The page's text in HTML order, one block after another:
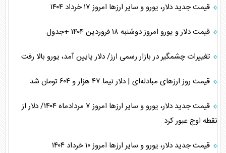
قیمت جدید دلار، یورو و سایر ارز‌ها امروز ۱۷ خرداد ۱۴۰۴
قیمت دلار و یورو امروز دوشنبه ۱۸ فروردین ۱۴۰۴ +جدول
تغییرات چشمگیر در بازار رسمی ارز/ دلار پایین آمد، یورو بالا رفت
قیمت روز ارز‌های مبادله‌ای | دلار نیما ۴۷ هزار و ۶۰۴ تومان شد
قیمت جدید دلار، یورو و سایر ارز‌ها امروز ۷ مردادماه ۱۴۰۴/ دلار از
نقطه اوج عبور کرد
قیمت جدید دلار، یورو و سایر ارز‌ها امروز ۱۰ خرداد ۱۴۰۴